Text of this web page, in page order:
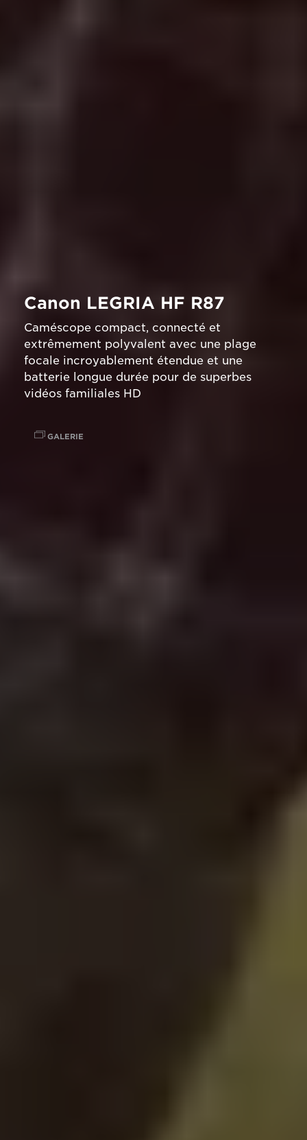
Canon LEGRIA HF R87
Caméscope compact, connecté et
extrêmement polyvalent avec une plage
focale incroyablement étendue et une
batterie longue durée pour de superbes
vidéos familiales HD
GALERIE